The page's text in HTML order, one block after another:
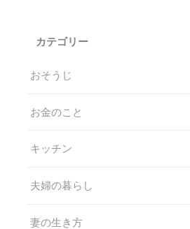
カテゴリー
おそうじ
お金のこと
キッチン
夫婦の暮らし
妻の生き方